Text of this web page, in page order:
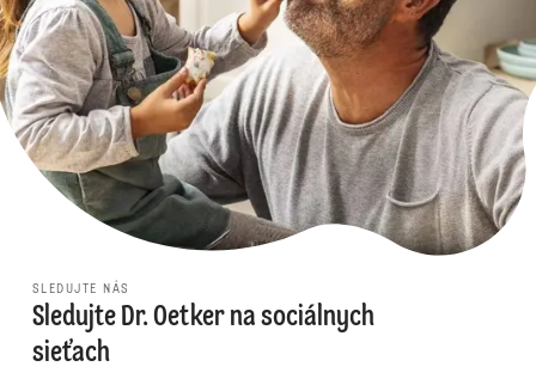
SLEDUJTE NÁS
Sledujte Dr. Oetker na sociálnych
sieťach